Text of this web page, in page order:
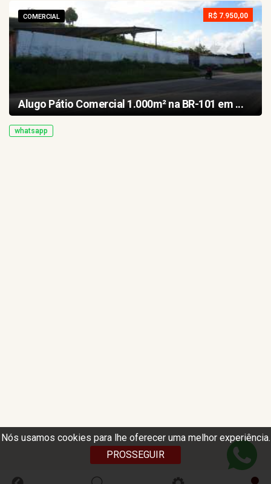
Nós usamos cookies para lhe oferecer uma melhor experiência.
PROSSEGUIR
R$ 7.950,00
COMERCIAL
Alugo Pátio Comercial 1.000m² na BR-101 em ...
whatsapp